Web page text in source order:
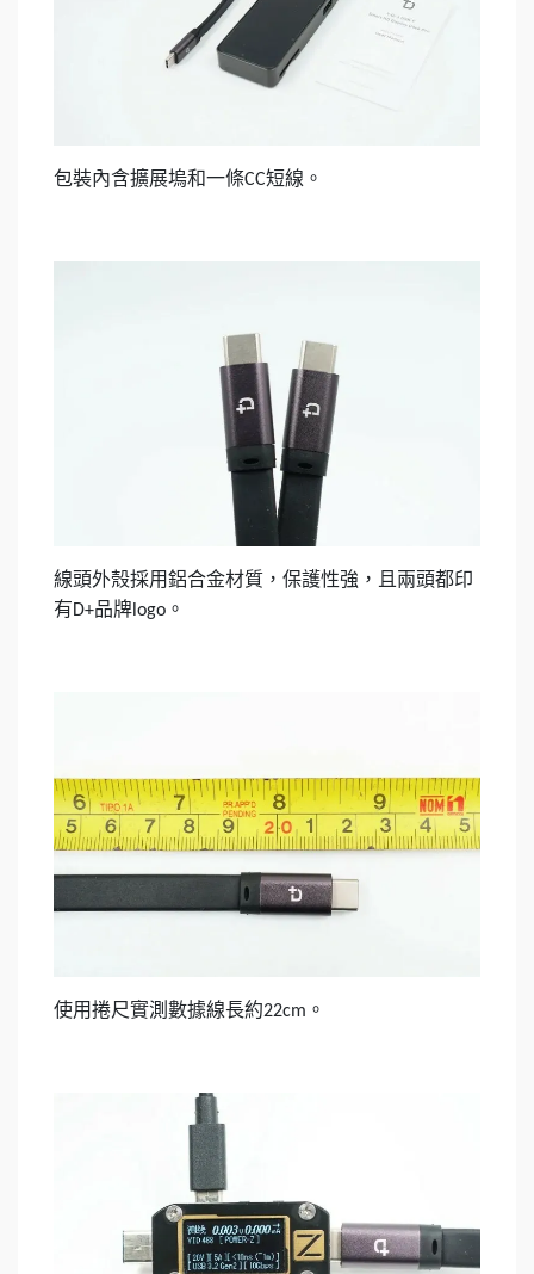
包裝內含擴展塢和一條CC短線。
線頭外殼採用鋁合金材質，保護性強，且兩頭都印
有D+品牌 logo 。
使用捲尺實測數據線長約22cm 。